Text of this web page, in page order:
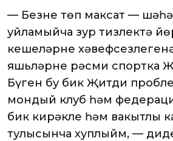
— Безнең төп максат —
уйламыйча зур тизлектә
кешеләрнең
яшьләрне рәсми спортка
Бүген бу бик Җитди
мондый клуб һәм
бик кирәкле һәм вакытлы
тулысынча хуплыйм, —